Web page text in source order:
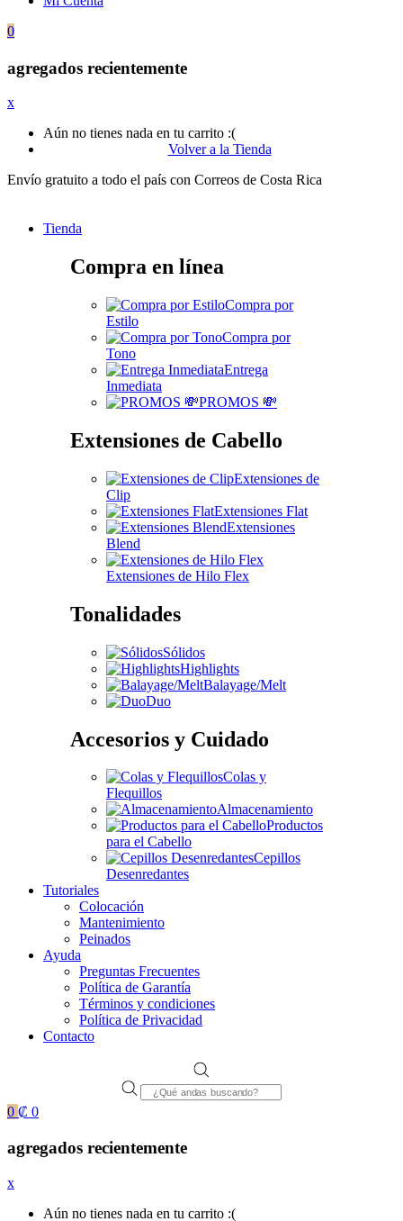
0
agregados recientemente
x
Aún no tienes nada en tu carrito :(
Volver a la Tienda
Envío gratuito a todo el país con Correos de Costa Rica
Tienda
Compra en línea
Compra por
Estilo
Compra por
Tono
Entrega
Inmediata
PROMOS 💸
Extensiones de Cabello
Extensiones de
Clip
Extensiones Flat
Extensiones
Blend
Extensiones de Hilo Flex
Tonalidades
Sólidos
Highlights
Balayage/Melt
Duo
Accesorios y Cuidado
Colas y
Flequillos
Almacenamiento
Productos
para el Cabello
Cepillos
Desenredantes
Tutoriales
Colocación
Mantenimiento
Peinados
Ayuda
Preguntas Frecuentes
Política de Garantía
Términos y condiciones
Política de Privacidad
Contacto
Products
search
0 ₡ 0
agregados recientemente
x
Aún no tienes nada en tu carrito :(